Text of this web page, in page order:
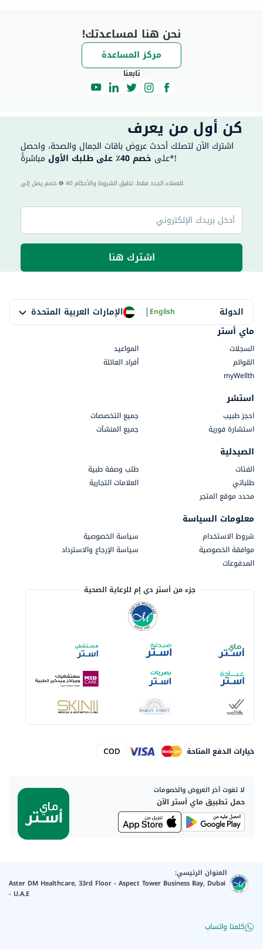
نحن هنا لمساعدتك!
مركز المساعدة
تابعنا
كن أول من يعرف
اشترك الآن لتصلك أحدث عروض باقات الجمال والصحة، واحصل
على خصم 40٪ على طلبك الأول مباشرةً*!
40 للعملاء الجدد فقط. تطبق الشروط والأحكام.
اشترك هنا
الدولة الإمارات العربية المتحدة |English
ماي أستر
السجلات
المواعيد
القوائم
أفراد العائلة
myWellth
استشر
احجز طبيب
جميع التخصصات
استشارة فورية
جميع المنشآت
الصيدلية
الفئات
طلب وصفة طبية
طلباتي
العلامات التجارية
محدد موقع المتجر
معلومات السياسة
شروط الاستخدام
سياسة الخصوصية
موافقة الخصوصية
سياسة الإرجاع والاسترداد
المدفوعات
جزء من أستر دي إم للرعاية الصحية
خيارات الدفع المتاحة
لا تفوت آخر العروض والخصومات
حمل تطبيق ماي أستر الآن
العنوان الرئيسي:
Aster DM Healthcare, 33rd Floor - Aspect Tower Business Bay, Dubai
- U.A.E
كلمنا واتساب